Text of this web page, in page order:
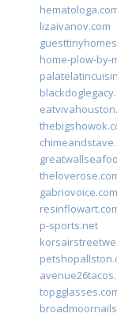
lizaivanov.com
home-plow-by-
gabriovoice.com
p-sports.net